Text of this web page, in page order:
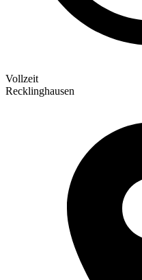
Vollzeit
Recklinghausen